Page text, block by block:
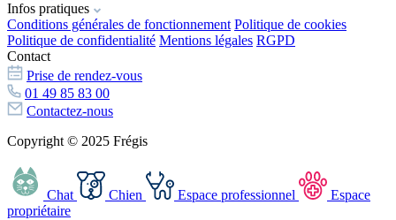
Infos pratiques
Conditions générales de fonctionnement Politique de cookies
Politique de confidentialité Mentions légales RGPD
Contact
Prise de rendez-vous
01 49 85 83 00
Contactez-nous
Copyright © 2025 Frégis
Chat Chien Espace professionnel
Espace
propriétaire